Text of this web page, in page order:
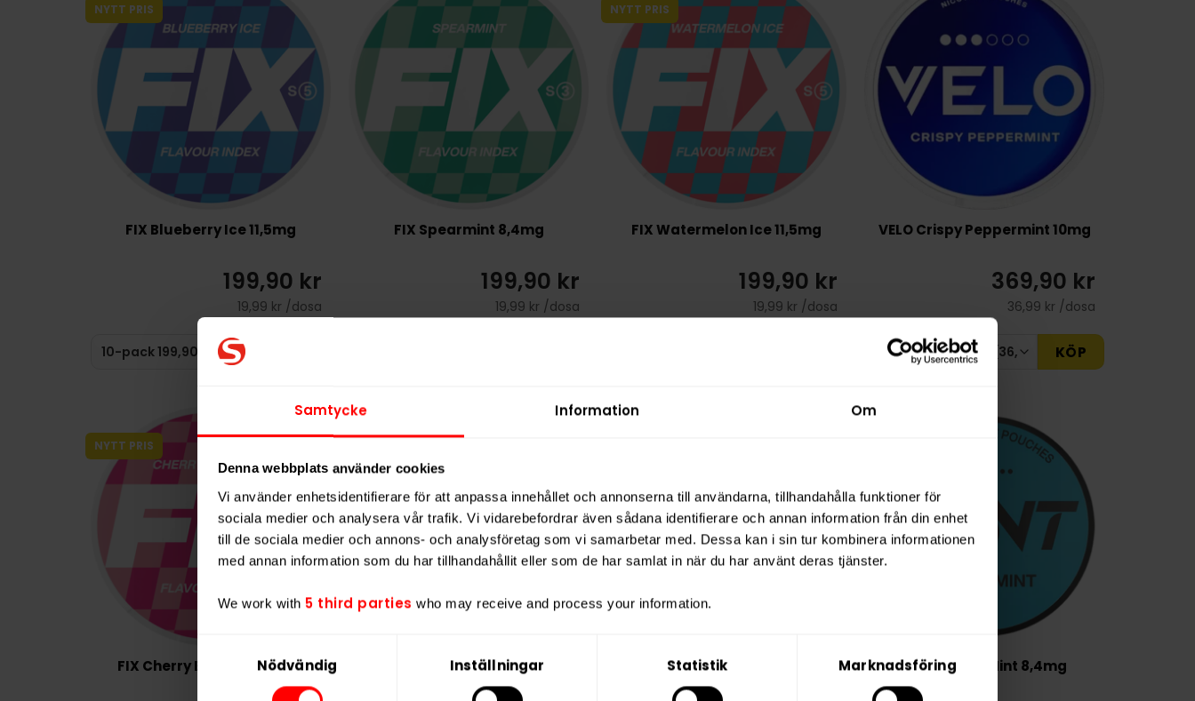
Samtycke Information Om
Denna webbplats använder cookies
Vi använder enhetsidentifierare för att anpassa innehållet och annonserna till användarna, tillhandahålla funktioner för
sociala medier och analysera vår trafik. Vi vidarebefordrar även sådana identifierare och annan information från din enhet
till de sociala medier och annons- och analysföretag som vi samarbetar med. Dessa kan i sin tur kombinera informationen
med annan information som du har tillhandahållit eller som de har samlat in när du har använt deras tjänster.
We work with 5 third parties who may receive and process your information.
Nödvändig Inställningar Statistik Marknadsföring
NYTT PRIS
FIX Blueberry Ice 11,5mg
199,90 kr
19,99 kr /dosa
FIX Spearmint 8,4mg
199,90 kr
19,99 kr /dosa
NYTT PRIS
FIX Watermelon Ice 11,5mg
199,90 kr
19,99 kr /dosa
VELO Crispy Peppermint 10mg
369,90 kr
36,99 kr /dosa
KÖP
NYTT PRIS
FIX Cherry Blossom 11,5mg KLINT Mint 4,2mg FIX Sweet Mint Lemon 5,6mg KLINT Polar Mint 8,4mg